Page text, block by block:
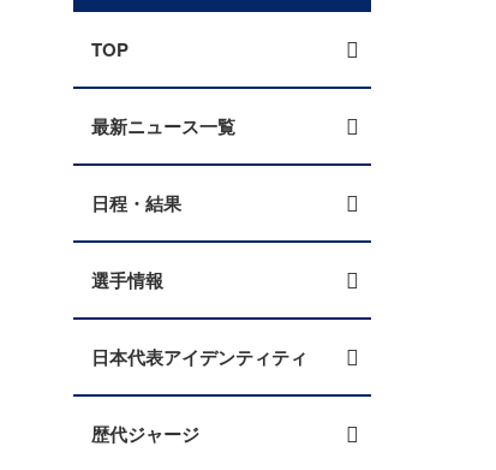
TOP
最新ニュース一覧
日程・結果
選手情報
日本代表アイデンティティ
歴代ジャージ